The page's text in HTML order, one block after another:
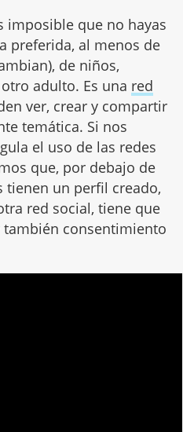
imposible que no hayas
preferida, al menos de
de niños,
adulto. Es una red
ver, crear y compartir
temática. Si nos
el uso de las redes
que, por debajo de
tienen un perfil creado,
red social, tiene que
consentimiento